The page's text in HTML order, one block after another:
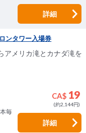
詳細
ンタワー入場券
アメリカ滝とカナダ滝を
CA$ 19
(約2,144円)
毎
詳細